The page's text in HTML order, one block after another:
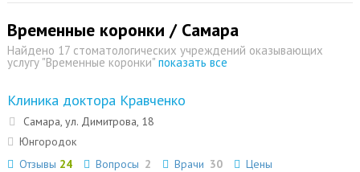
Временные коронки / Самара
Найдено 17 стоматологических учреждений оказывающих
услугу "Временные коронки" показать все
Клиника доктора Кравченко
Самара, ул. Димитрова, 18
Юнгородок
Отзывы 24 Вопросы 2 Врачи 30 Цены